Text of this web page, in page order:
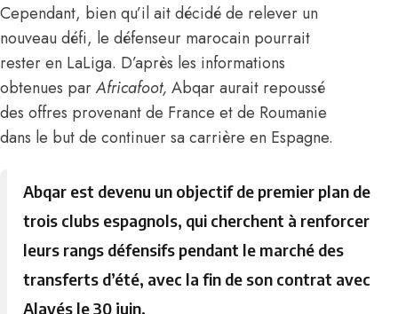
Cependant, bien qu’il ait décidé de relever un
nouveau défi, le défenseur marocain pourrait
rester en LaLiga. D’après les informations
obtenues parAfricafoot, Abqar aurait repoussé
des offres provenant de France et de Roumanie
dans le but de continuer sa carrière en Espagne.
Abqar est devenu un objectif de premier plan de
trois clubs espagnols, qui cherchent à renforcer
leurs rangs défensifs pendant le marché des
transferts d’été, avec la fin de son contrat avec
Alavés le 30 juin.